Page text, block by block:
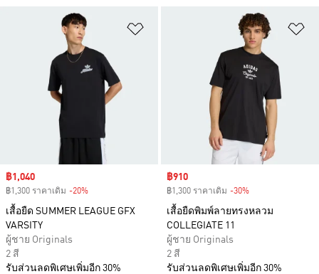
เพิ่มไปยังรายการสินค้าโปรด
Sale price
฿1,040
฿1,300 ราคาเดิม -20%
เสื้อยืด SUMMER LEAGUE GFX
VARSITY
ผู้ชาย Originals
2 สี
รับส่วนลดพิเศษเพิ่มอีก 30%
Sale price
฿910
฿1,300 ราคาเดิม -30%
เสื้อยืดพิมพ์ลายทรงหลวม
COLLEGIATE 11
ผู้ชาย Originals
2 สี
รับส่วนลดพิเศษเพิ่มอีก 30%